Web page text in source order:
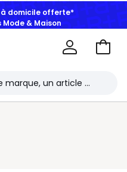
domicile offerte*
& Maison
Aller